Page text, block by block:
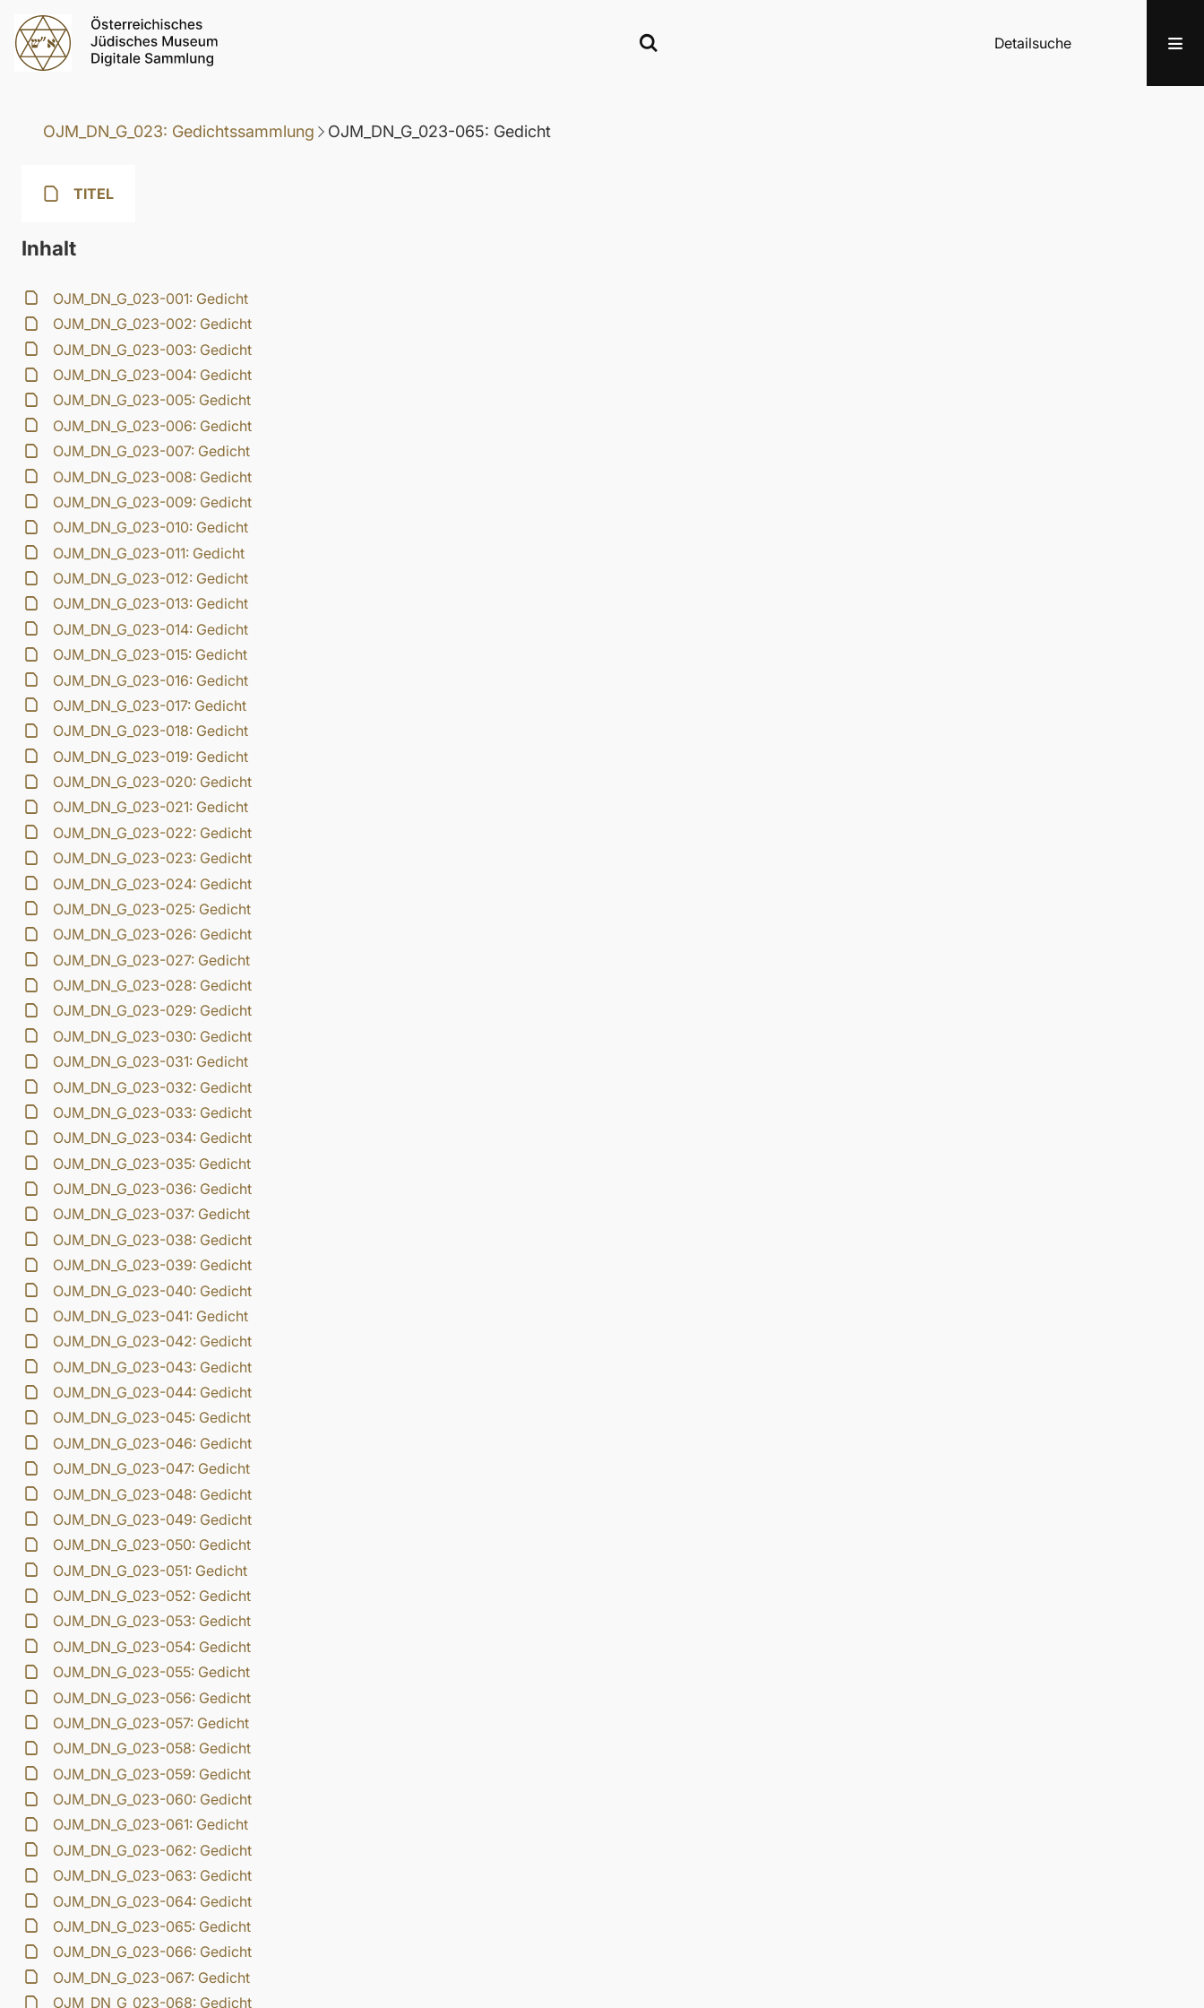
Detailsuche
OJM_DN_G_023: Gedichtssammlung OJM_DN_G_023-065: Gedicht
TITEL
Inhalt
OJM_DN_G_023-001: Gedicht
OJM_DN_G_023-002: Gedicht
OJM_DN_G_023-003: Gedicht
OJM_DN_G_023-004: Gedicht
OJM_DN_G_023-005: Gedicht
OJM_DN_G_023-006: Gedicht
OJM_DN_G_023-007: Gedicht
OJM_DN_G_023-008: Gedicht
OJM_DN_G_023-009: Gedicht
OJM_DN_G_023-010: Gedicht
OJM_DN_G_023-011: Gedicht
OJM_DN_G_023-012: Gedicht
OJM_DN_G_023-013: Gedicht
OJM_DN_G_023-014: Gedicht
OJM_DN_G_023-015: Gedicht
OJM_DN_G_023-016: Gedicht
OJM_DN_G_023-017: Gedicht
OJM_DN_G_023-018: Gedicht
OJM_DN_G_023-019: Gedicht
OJM_DN_G_023-020: Gedicht
OJM_DN_G_023-021: Gedicht
OJM_DN_G_023-022: Gedicht
OJM_DN_G_023-023: Gedicht
OJM_DN_G_023-024: Gedicht
OJM_DN_G_023-025: Gedicht
OJM_DN_G_023-026: Gedicht
OJM_DN_G_023-027: Gedicht
OJM_DN_G_023-028: Gedicht
OJM_DN_G_023-029: Gedicht
OJM_DN_G_023-030: Gedicht
OJM_DN_G_023-031: Gedicht
OJM_DN_G_023-032: Gedicht
OJM_DN_G_023-033: Gedicht
OJM_DN_G_023-034: Gedicht
OJM_DN_G_023-035: Gedicht
OJM_DN_G_023-036: Gedicht
OJM_DN_G_023-037: Gedicht
OJM_DN_G_023-038: Gedicht
OJM_DN_G_023-039: Gedicht
OJM_DN_G_023-040: Gedicht
OJM_DN_G_023-041: Gedicht
OJM_DN_G_023-042: Gedicht
OJM_DN_G_023-043: Gedicht
OJM_DN_G_023-044: Gedicht
OJM_DN_G_023-045: Gedicht
OJM_DN_G_023-046: Gedicht
OJM_DN_G_023-047: Gedicht
OJM_DN_G_023-048: Gedicht
OJM_DN_G_023-049: Gedicht
OJM_DN_G_023-050: Gedicht
OJM_DN_G_023-051: Gedicht
OJM_DN_G_023-052: Gedicht
OJM_DN_G_023-053: Gedicht
OJM_DN_G_023-054: Gedicht
OJM_DN_G_023-055: Gedicht
OJM_DN_G_023-056: Gedicht
OJM_DN_G_023-057: Gedicht
OJM_DN_G_023-058: Gedicht
OJM_DN_G_023-059: Gedicht
OJM_DN_G_023-060: Gedicht
OJM_DN_G_023-061: Gedicht
OJM_DN_G_023-062: Gedicht
OJM_DN_G_023-063: Gedicht
OJM_DN_G_023-064: Gedicht
OJM_DN_G_023-065: Gedicht
OJM_DN_G_023-066: Gedicht
OJM_DN_G_023-067: Gedicht
OJM_DN_G_023-068: Gedicht